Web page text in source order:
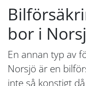
bor i
En annan typ av
Norsjö är en
inte så konstigt